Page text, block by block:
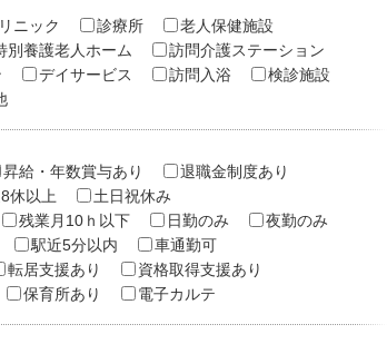
ニック 診療所
老人保健施設
別養護老人ホーム
訪問介護ステーション
デイサービス 訪問入浴
検診施設
昇給・年数賞与あり
退職金制度あり
休以上
土日祝休み
残業月10ｈ以下 日勤のみ
夜勤のみ
駅近5分以内
車通勤可
転居支援あり
資格取得支援あり
保育所あり 電子カルテ